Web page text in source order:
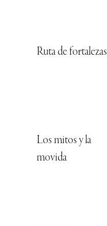
Ruta de fortalezas
Los mitos y la
movida